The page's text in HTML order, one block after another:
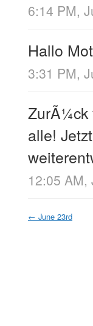
6:14 PM,
Hallo
3:31 PM,
ZurÃ¼ck
alle!
12:05 AM,
← June 23rd